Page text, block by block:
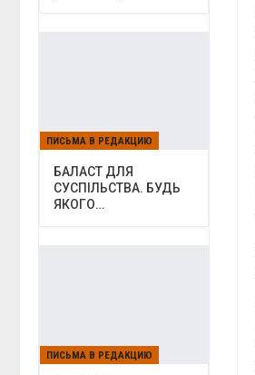
ПИСЬМА В РЕДАКЦИЮ
БАЛАСТ ДЛЯ
СУСПІЛЬСТВА. БУДЬ
ЯКОГО…
ПИСЬМА В РЕДАКЦИЮ